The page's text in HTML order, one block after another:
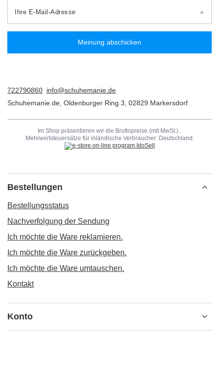
Ihre E-Mail-Adresse
Meinung abschicken
722790860 info@schuhemanie.de
Schuhemanie.de Oldenburger Ring 3 02829 Markersdorf
Im Shop präsentieren wir die Bruttopreise (mit MwSt.)..
Mehrwertsteuersätze für inländische Verbraucher: Deutschland
Bestellungen
Bestellungsstatus
Nachverfolgung der Sendung
Ich möchte die Ware reklamieren.
Ich möchte die Ware zurückgeben.
Ich möchte die Ware umtauschen.
Kontakt
Konto